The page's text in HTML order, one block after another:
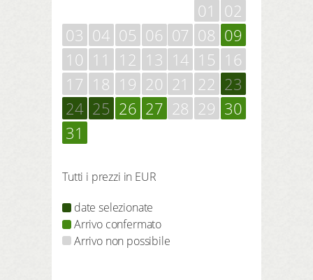
01
02
03 04 05 06 07 08 09
10 11 12 13 14 15 16
17 18 19 20 21 22 23
24 25 26 27 28 29 30
31
Tutti i prezzi in EUR
date selezionate
Arrivo confermato
Arrivo non possibile